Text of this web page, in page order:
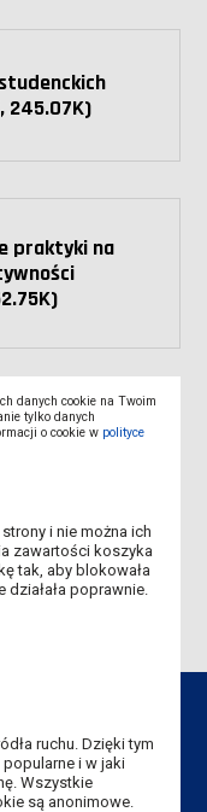
245.07K)
praktyki na
danych cookie na Twoim
tylko danych
o cookie w polityce
i nie można ich
zawartości koszyka
tak, aby blokowała
poprawnie.
ruchu. Dzięki tym
i w jaki
Wszystkie
są anonimowe.